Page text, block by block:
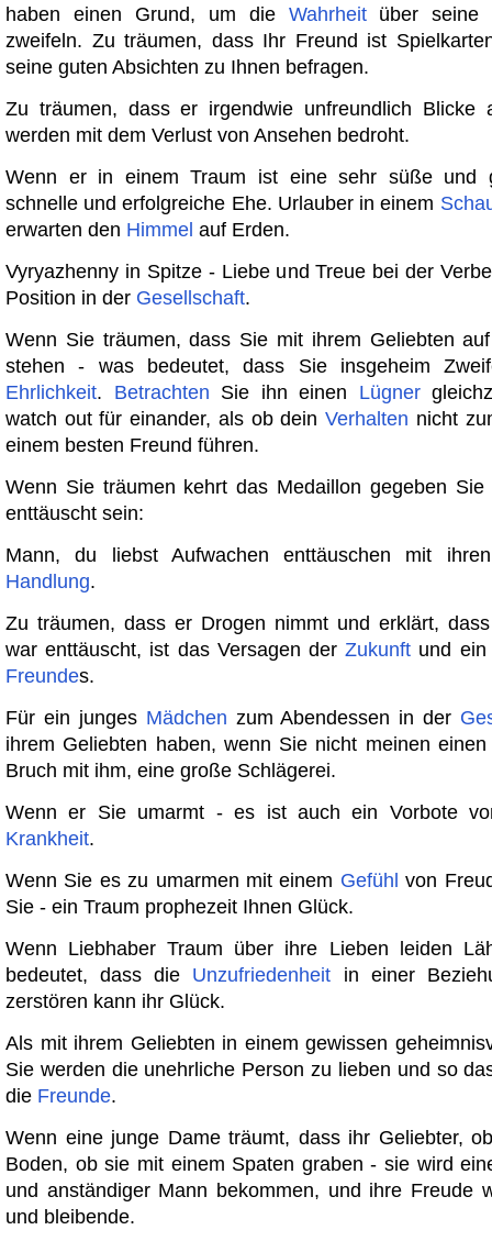
haben einen Grund, um die Wahrheitüber seine
zweifeln. Zu träumen, dass Ihr Freund ist
seine guten Absichten zu Ihnen befragen.
Zu träumen, dass er irgendwie unfreundlich Blicke
werden mit dem Verlust von Ansehen bedroht.
Wenn er in einem Traum ist eine sehr süße und
schnelle und erfolgreiche Ehe. Urlauber in einem
erwarten den Himmel auf Erden.
Vyryazhenny in Spitze - Liebe und Treue bei der
Position in der Gesellschaft.
Wenn Sie träumen, dass Sie mit ihrem Geliebten
stehen - was bedeutet, dass Sie insgeheim
Ehrlichkeit. Betrachten Sie ihn einen Lügner
watch out für einander, als ob deinVerhalten nicht
einem besten Freund führen.
Wenn Sie träumen kehrt das Medaillon gegeben
enttäuscht sein:
Mann, du liebst Aufwachen enttäuschen mit
Handlung.
Zu träumen, dass er Drogen nimmt und erklärt,
war enttäuscht, ist das Versagen derZukunft und ein
Freundes.
Für ein junges Mädchen zum Abendessen in der
ihrem Geliebten haben, wenn Sie nicht meinen einen
Bruch mit ihm, eine große Schlägerei.
Wenn er Sie umarmt - es ist auch ein Vorbote
Krankheit.
Wenn Sie es zu umarmen mit einem Gefühl von
Sie - ein Traum prophezeit Ihnen Glück.
Wenn Liebhaber Traum über ihre Lieben leiden
bedeutet, dass die Unzufriedenheit in einer
zerstören kann ihr Glück.
Als mit ihrem Geliebten in einem gewissen
Sie werden die unehrliche Person zu lieben und so
die Freunde.
Wenn eine junge Dame träumt, dass ihr Geliebter,
Boden, ob sie mit einem Spaten graben - sie wird
und anständiger Mann bekommen, und ihre Freude
und bleibende.